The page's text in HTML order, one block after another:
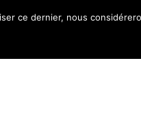
ce dernier, nous